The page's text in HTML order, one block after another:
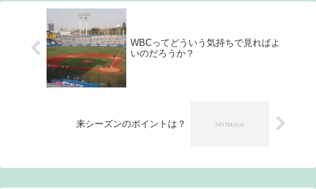
WBCってどういう気持ちで見ればよ
いのだろうか？
来シーズンのポイントは？